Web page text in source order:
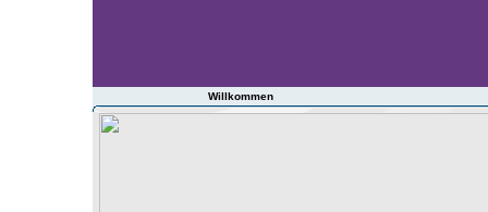
Willkommen